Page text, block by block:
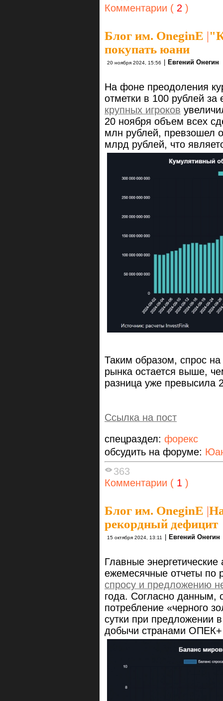
Комментарии ( 2 )
Блог им. OneginE |
покупать юани
20 ноября 2024, 15:56 | Евгений Онегин
На фоне преодоления
отметки в 100 рублей за
крупных игроков
20 ноября объем всех
млн рублей, превзошел
млрд рублей, что
Таким образом, спрос
рынка остается выше,
разница уже превысила
Ссылка на пост
спецраздел: форекс
обсудить на форуме:
363
Комментарии ( 1 )
Блог им. OneginE |
рекордный дефицит
15 октября 2024, 13:11 | Евгений Онегин
Главные энергетические
ежемесячные отчеты
спросу и предложению
года. Согласно данным,
потребление «черного
сутки при предложении
добычи странами ОПЕК+